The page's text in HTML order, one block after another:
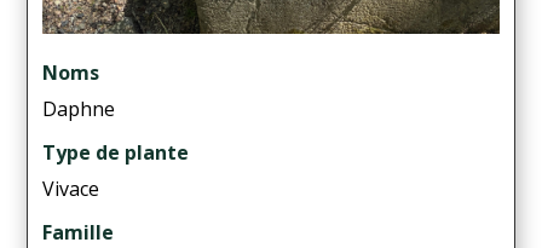
Noms
Daphne
Type de plante
Vivace
Famille